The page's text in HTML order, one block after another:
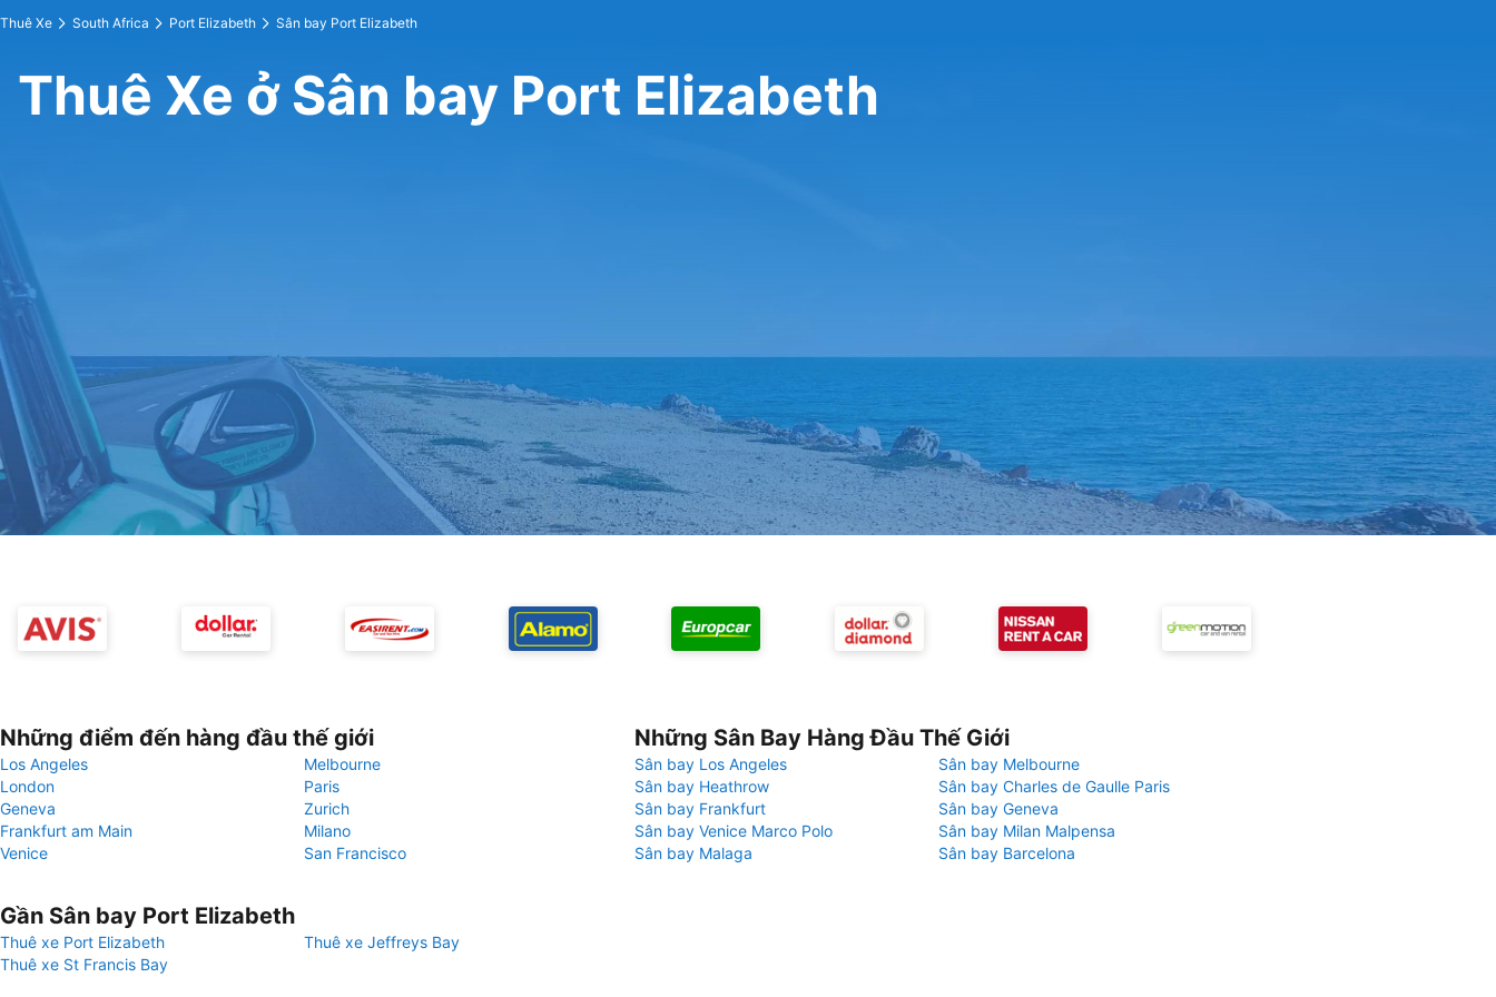
Thuê Xe South Africa Port Elizabeth Sân bay Port Elizabeth
Thuê Xe ở Sân bay Port Elizabeth
Những điểm đến hàng đầu thế giới
Los Angeles
Melbourne
London
Paris
Geneva
Zurich
Frankfurt am Main
Milano
Venice
San Francisco
Những Sân Bay Hàng Đầu Thế Giới
Sân bay Los Angeles
Sân bay Melbourne
Sân bay Heathrow
Sân bay Charles de Gaulle Paris
Sân bay Frankfurt
Sân bay Geneva
Sân bay Venice Marco Polo
Sân bay Milan Malpensa
Sân bay Malaga
Sân bay Barcelona
Gần Sân bay Port Elizabeth
Thuê xe Port Elizabeth
Thuê xe Jeffreys Bay
Thuê xe St Francis Bay